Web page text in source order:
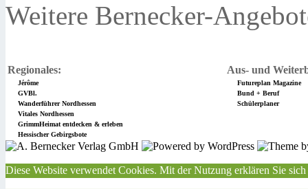
Weitere Bernecker-
Regionales: Aus- und
Jérôme
Futureplan Magazine
GVBl.
Bund + Beruf
Wanderführer Nordhessen
Schülerplaner
Vitales Nordhessen
GrimmHeimat entdecken & erleben
Hessischer Gebirgsbote
Diese Website verwendet Cookies. Mit der Nutzung erklären Sie